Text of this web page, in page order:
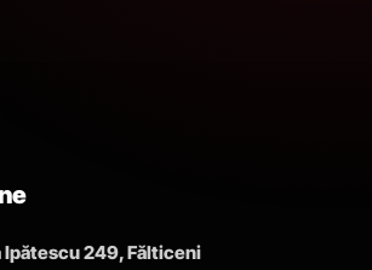
Ipătescu 249, Fălticeni